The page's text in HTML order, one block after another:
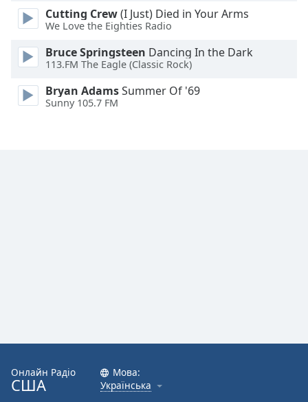
Cutting Crew(I Just) Died in Your Arms
We Love the Eighties Radio
Bruce Springsteen Dancing In the Dark
113.FM The Eagle (Classic Rock)
Bryan AdamsSummer Of '69
Sunny 105.7 FM
Онлайн Радіо
США
Мова:
Українська